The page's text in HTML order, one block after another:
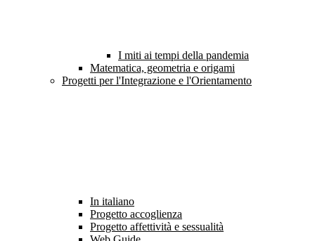
I miti ai tempi della pandemia
Matematica, geometria e origami
Progetti per l'Integrazione e l'Orientamento
In italiano
Progetto accoglienza
Progetto affettività e sessualità